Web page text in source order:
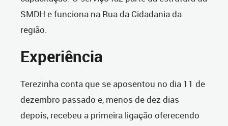
SMDH e funciona na Rua da Cidadania da
região.
Experiência
Terezinha conta que se aposentou no dia 11 de
dezembro passado e, menos de dez dias
depois, recebeu a primeira ligação oferecendo